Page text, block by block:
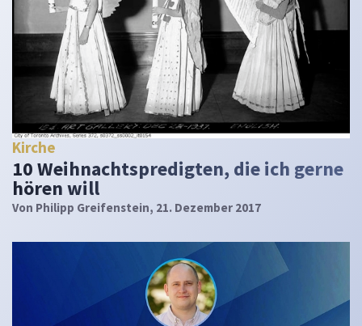
Kirche
10 Weihnachtspredigten, die ich gerne
hören will
Von Philipp Greifenstein, 21. Dezember 2017